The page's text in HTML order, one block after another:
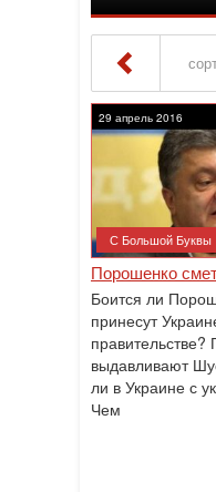
29 апрель 2016
С Большой Буквы
Порошенко
Боится ли
принесут
выдавливают
ли в Украине с
Чем